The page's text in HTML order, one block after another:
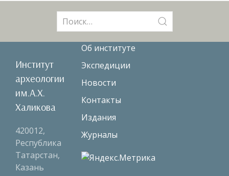
Институт
археологии
им.А.Х.
Халикова
420012,
Республика
Татарстан,
Казань
Об институте
Экспедиции
Новости
Контакты
Издания
Журналы